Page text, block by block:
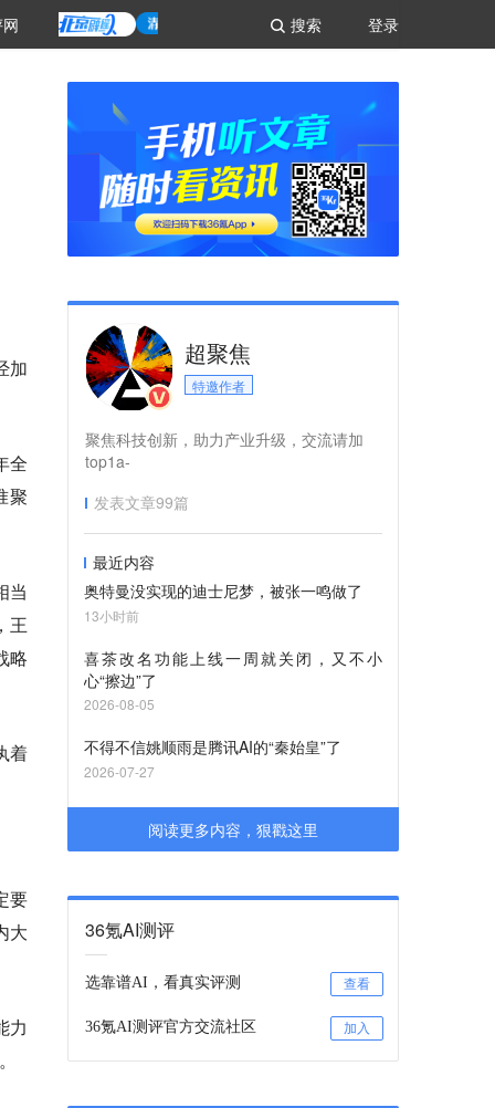
登录
搜索
加
全
聚
当
王
略
着
要
大
力
超聚焦
特邀作者
聚焦科技创新，助力产业升级，交流请加
top1a-
发表文章99篇
最近内容
奥特曼没实现的迪士尼梦，被张一鸣做了
13小时前
喜茶改名功能上线一周就关闭，又不小
心“擦边”了
2026-08-05
不得不信姚顺雨是腾讯AI的“秦始皇”了
2026-07-27
阅读更多内容，狠戳这里
36氪AI测评
选靠谱AI，看真实评测 查看
36氪AI测评官方交流社区 加入